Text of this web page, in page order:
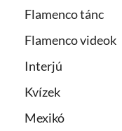
Flamenco tánc
Flamenco videok
Interjú
Kvízek
Mexikó